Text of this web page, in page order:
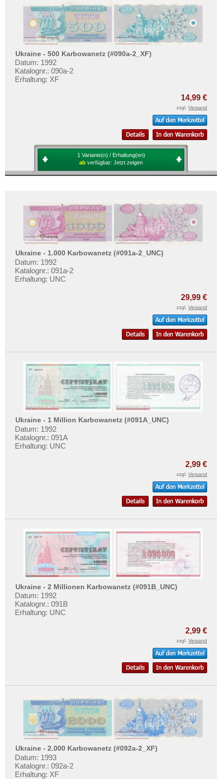
Ukraine - 500 Karbowanetz (#090a-2_XF)
Datum: 1992
Katalognr.: 090a-2
Erhaltung: XF
14,99 €
zzgl. Versand
1 Variante(n) / Erhaltung(en)
ab verfügbar: Jetzt zeigen
Ukraine - 1.000 Karbowanetz (#091a-2_UNC)
Datum: 1992
Katalognr.: 091a-2
Erhaltung: UNC
29,99 €
zzgl. Versand
Ukraine - 1 Million Karbowanetz (#091A_UNC)
Datum: 1992
Katalognr.: 091A
Erhaltung: UNC
2,99 €
zzgl. Versand
Ukraine - 2 Millionen Karbowanetz (#091B_UNC)
Datum: 1992
Katalognr.: 091B
Erhaltung: UNC
2,99 €
zzgl. Versand
Ukraine - 2.000 Karbowanetz (#092a-2_XF)
Datum: 1993
Katalognr.: 092a-2
Erhaltung: XF